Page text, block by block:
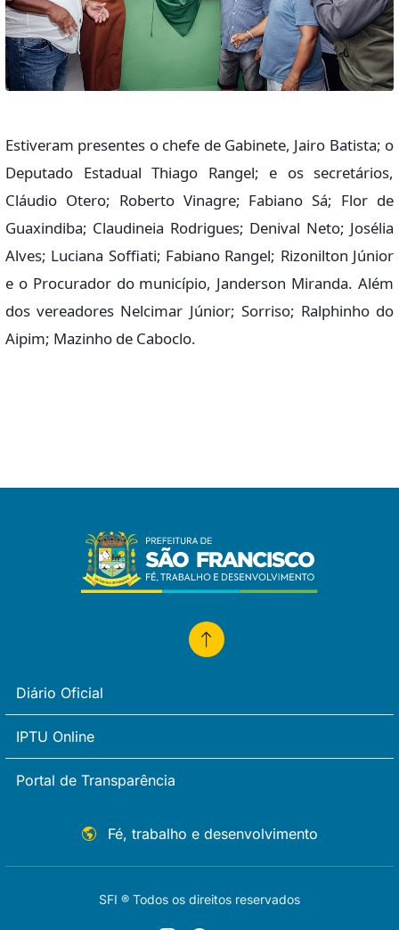
Estiveram presentes o chefe de Gabinete, Jairo Batista; o
Deputado Estadual Thiago Rangel; e os secretários,
Cláudio Otero; Roberto Vinagre; Fabiano Sá; Flor de
Guaxindiba; Claudineia Rodrigues; Denival Neto; Josélia
Alves; Luciana Soffiati; Fabiano Rangel; Rizonilton Júnior
e o Procurador do município, Janderson Miranda. Além
dos vereadores Nelcimar Júnior; Sorriso; Ralphinho do
Aipim; Mazinho de Caboclo.
Diário Oficial
IPTU Online
Portal de Transparência
Fé, trabalho e desenvolvimento
SFI ® Todos os direitos reservados